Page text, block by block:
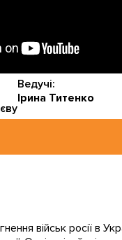
Ведучі:
Ірина Титенко
військ росії в